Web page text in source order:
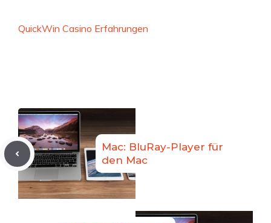
QuickWin Casino Erfahrungen
Mac: BluRay-Player für
den Mac